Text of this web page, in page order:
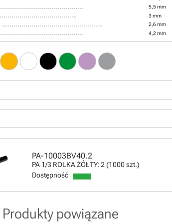
5,5 mm
3 mm
2,6 mm
4,2 mm
PA-10003BV40.2
PA 1/3 ROLKA ŻÓŁTY: 2 (1000 szt.)
Dostępność
Produkty powiązane